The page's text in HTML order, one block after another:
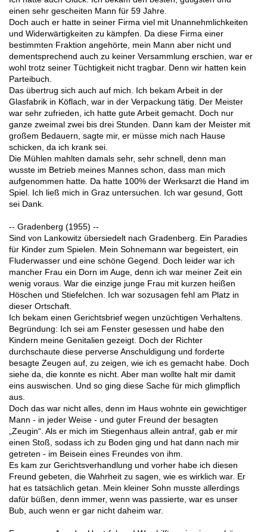
einen sehr gescheiten Mann für 59 Jahre.
Doch auch er hatte in seiner Firma viel mit Unannehmlichkeiten
und Widerwärtigkeiten zu kämpfen. Da diese Firma einer
bestimmten Fraktion angehörte, mein Mann aber nicht und
dementsprechend auch zu keiner Versammlung erschien, war er
wohl trotz seiner Tüchtigkeit nicht tragbar. Denn wir hatten kein
Parteibuch.
Das übertrug sich auch auf mich. Ich bekam Arbeit in der
Glasfabrik in Köflach, war in der Verpackung tätig. Der Meister
war sehr zufrieden, ich hatte gute Arbeit gemacht. Doch nur
ganze zweimal zwei bis drei Stunden. Dann kam der Meister mit
großem Bedauern, sagte mir, er müsse mich nach Hause
schicken, da ich krank sei.
Die Mühlen mahlten damals sehr, sehr schnell, denn man
wusste im Betrieb meines Mannes schon, dass man mich
aufgenommen hatte. Da hatte 100% der Werksarzt die Hand im
Spiel. Ich ließ mich in Graz untersuchen. Ich war gesund, Gott
sei Dank.
-- Gradenberg (1955) --
Sind von Lankowitz übersiedelt nach Gradenberg. Ein Paradies
für Kinder zum Spielen. Mein Sohnemann war begeistert, ein
Fluderwasser und eine schöne Gegend. Doch leider war ich
mancher Frau ein Dorn im Auge, denn ich war meiner Zeit ein
wenig voraus. War die einzige junge Frau mit kurzen heißen
Höschen und Stiefelchen. Ich war sozusagen fehl am Platz in
dieser Ortschaft.
Ich bekam einen Gerichtsbrief wegen unzüchtigen Verhaltens.
Begründung: Ich sei am Fenster gesessen und habe den
Kindern meine Genitalien gezeigt. Doch der Richter
durchschaute diese perverse Anschuldigung und forderte
besagte Zeugen auf, zu zeigen, wie ich es gemacht habe. Doch
siehe da, die konnte es nicht. Aber man wollte halt mir damit
eins auswischen. Und so ging diese Sache für mich glimpflich
aus.
Doch das war nicht alles, denn im Haus wohnte ein gewichtiger
Mann - in jeder Weise - und guter Freund der besagten
„Zeugin“. Als er mich im Stiegenhaus allein antraf, gab er mir
einen Stoß, sodass ich zu Boden ging und hat dann nach mir
getreten - im Beisein eines Freundes von ihm.
Es kam zur Gerichtsverhandlung und vorher habe ich diesen
Freund gebeten, die Wahrheit zu sagen, wie es wirklich war. Er
hat es tatsächlich getan. Mein kleiner Sohn musste allerdings
dafür büßen, denn immer, wenn was passierte, war es unser
Bub, auch wenn er gar nicht daheim war.